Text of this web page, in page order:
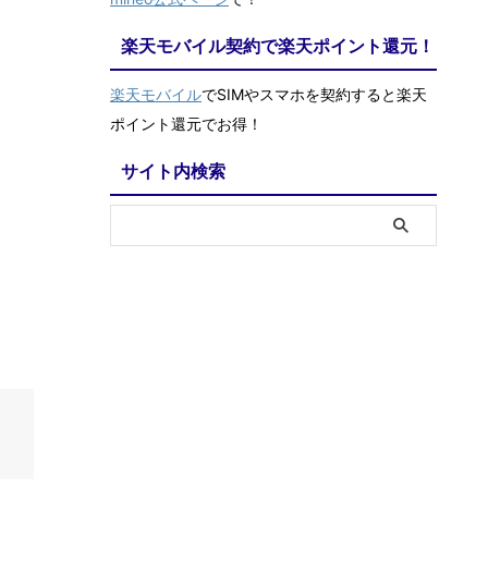
楽天モバイル契約で楽天ポイント還元！
楽天モバイルでSIMやスマホを契約すると楽天
ポイント還元でお得！
サイト内検索